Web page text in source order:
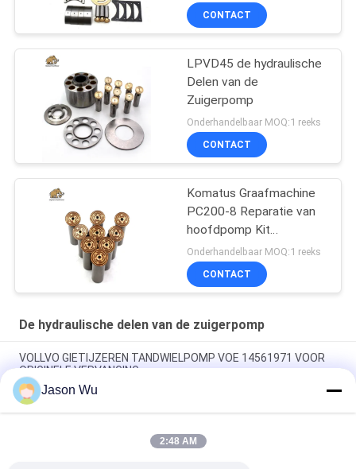
CONTACT
LPVD45 de hydraulische
Delen van de
Zuigerpomp
Onderhandelbaar MOQ:1 reeks
CONTACT
Komatus Graafmachine
PC200-8 Reparatie van
hoofdpomp Kit
Hydraulische pomp
Onderdeel zuigerpomp
Onderhoud reparatie
Onderhandelbaar MOQ:1 reeks
CONTACT
De hydraulische delen van de zuigerpomp
VOLLVO GIETIJZEREN TANDWIELPOMP VOE 14561971 VOOR
ORIGINELE VERVANGING
VOLLVO GIETIJZEREN TANDWIELPOMP VOE 14537295 VOOR
ORIGINELE VERVANGING
VOLLVO GEGEERPOMP VOE 14782798 voor de oorspronkelijke
Jason Wu
2:48 AM